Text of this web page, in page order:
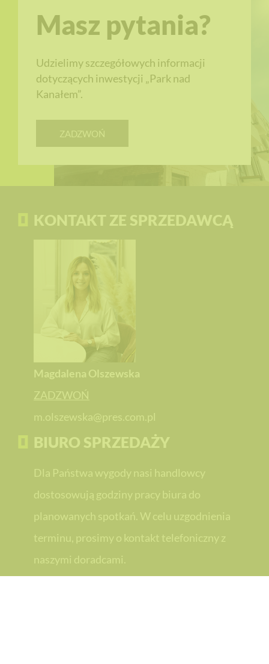
Masz pytania?
Udzielimy szczegółowych informacji
dotyczących inwestycji „Park nad
Kanałem”.
ZADZWOŃ
KONTAKT ZE SPRZEDAWCĄ
Magdalena Olszewska
ZADZWOŃ
m.olszewska@pres.com.pl
BIURO SPRZEDAŻY
Dla Państwa wygody nasi handlowcy
dostosowują godziny pracy biura do
planowanych spotkań. W celu uzgodnienia
terminu, prosimy o kontakt telefoniczny z
naszymi doradcami.